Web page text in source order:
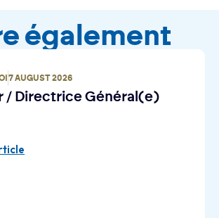
également
7 AUGUST 2026
/ Directrice Général(e)